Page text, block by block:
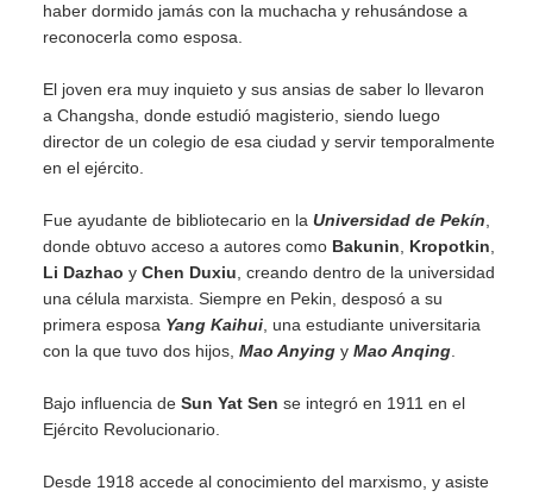
haber dormido jamás con la muchacha y rehusándose a
reconocerla como esposa.
El joven era muy inquieto y sus ansias de saber lo llevaron
a Changsha, donde estudió magisterio, siendo luego
director de un colegio de esa ciudad y servir temporalmente
en el ejército.
Fue ayudante de bibliotecario en la Universidad de Pekín
donde obtuvo acceso a autores como Bakunin Kropotkin
Li Dazhao y Chen Duxiu , creando dentro de la universidad
una célula marxista. Siempre en Pekin, desposó a su
primera esposa Yang Kaihui , una estudiante universitaria
con la que tuvo dos hijos, Mao Anying y Mao Anqing
Bajo influencia de Sun Yat Sen se integró en 1911 en el
Ejército Revolucionario.
Desde 1918 accede al conocimiento del marxismo, y asiste